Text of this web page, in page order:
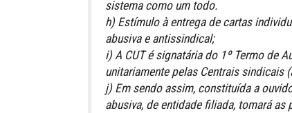
sistema como um todo.
h) Estímulo à entrega de cartas
abusiva e antissindical;
i) A CUT é signatária do 1º Termo de
unitariamente pelas Centrais sindicais
j) Em sendo assim, constituída a
abusiva, de entidade filiada, tomará